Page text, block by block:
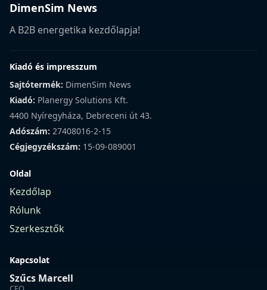
DimenSim News
A B2B energetika kezdőlapja!
Kiadó és impresszum
Sajtótermék: DimenSim News
Kiadó: Planergy Solutions Kft.
4400 Nyíregyháza, Debreceni út 43.
Adószám: 27408016-2-15
Cégjegyzékszám: 15-09-089001
Oldal
Kezdőlap
Rólunk
Szerkesztők
Kapcsolat
Szűcs Marcell